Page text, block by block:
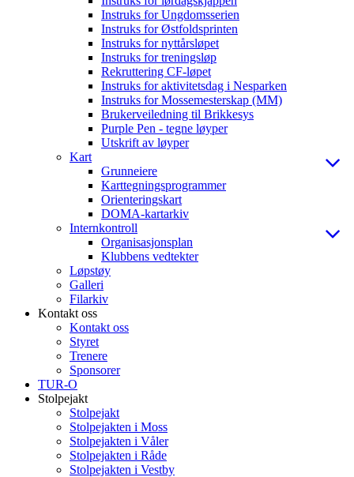
Instruks for Ungdomsserien
Instruks for Østfoldsprinten
Instruks for nyttårsløpet
Instruks for treningsløp
Rekruttering CF-løpet
Instruks for aktivitetsdag i Nesparken
Instruks for Mossemesterskap (MM)
Brukerveiledning til Brikkesys
Purple Pen - tegne løyper
Utskrift av løyper
Kart
Grunneiere
Karttegningsprogrammer
Orienteringskart
DOMA-kartarkiv
Internkontroll
Organisasjonsplan
Klubbens vedtekter
Løpstøy
Galleri
Filarkiv
Kontakt oss
Kontakt oss
Styret
Trenere
Sponsorer
TUR-O
Stolpejakt
Stolpejakt
Stolpejakten i Moss
Stolpejakten i Våler
Stolpejakten i Råde
Stolpejakten i Vestby